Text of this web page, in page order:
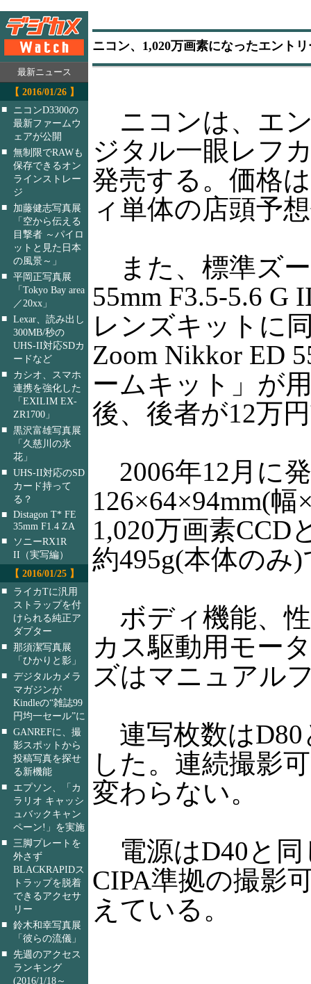
最新ニュース
【 2016/01/26 】
■
ニコンD3300の
最新ファームウ
ェアが公開
■ 無制限でRAWも
保存できるオン
ラインストレー
ジ
■
加藤健志写真展
「空から伝える
目撃者 ～パイロ
ットと見た日本
の風景～」
■ 平岡正写真展
「Tokyo Bay area
／20xx」
■ Lexar、読み出し
300MB/秒の
UHS-II対応SDカ
ードなど
■
カシオ、スマホ
連携を強化した
「EXILIM EX-
ZR1700」
■ 黒沢富雄写真展
「久慈川の氷
花」
■ UHS-II対応のSD
カード持って
る？
■ Distagon T* FE
35mm F1.4 ZA
■
ソニーRX1R
II（実写編）
【 2016/01/25 】
■
ライカTに汎用
ストラップを付
けられる純正ア
ダプター
■ 那須潔写真展
「ひかりと影」
■ デジタルカメラ
マガジンが
Kindleの“雑誌99
円均一セール”に
■ GANREFに、撮
影スポットから
投稿写真を探せ
る新機能
■
エプソン、「カ
ラリオ キャッシ
ュバックキャン
ペーン!」を実施
■ 三脚プレートを
外さず
BLACKRAPIDス
トラップを脱着
できるアクセサ
リー
■ 鈴木和幸写真展
「彼らの流儀」
■ 先週のアクセス
ランキング
(2016/1/18～
ニコン、1,020万画素になったエント
ニコンは、エ
ジタル一眼レフ
発売する。価格
ィ単体の店頭予
また、標準ズー
55mm F3.5-5.6
レンズキットに
Zoom Nikkor ED
ームキット」が
後、後者が12万
2006年12月に
126×64×94mm(
1,020万画素
約495g(本体のみ
ボディ機能、
カス駆動用モー
ズはマニュアル
連写枚数はD80
した。連続撮影
変わらない。
電源はD40と同
CIPA準拠の撮影
えている。